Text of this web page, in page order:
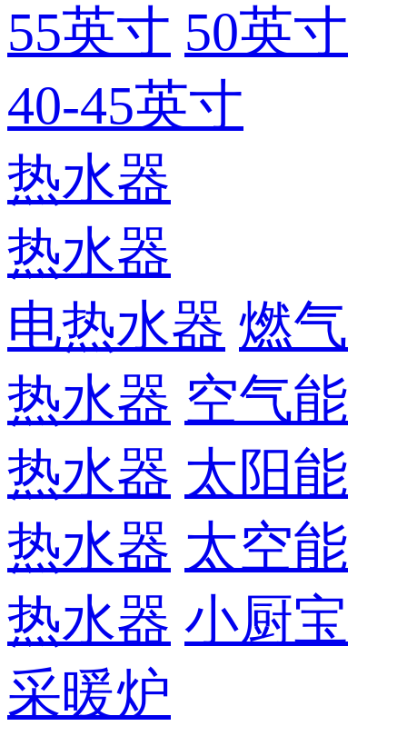
55英寸 50英寸
40-45英寸
热水器
热水器
电热水器 燃气
热水器 空气能
热水器 太阳能
热水器 太空能
热水器 小厨宝
采暖炉